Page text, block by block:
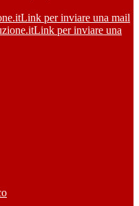
Link per inviare una mail
Link per inviare una